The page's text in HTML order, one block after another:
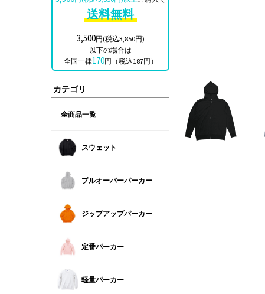
送料無料
3,500円(税込3,850円)
以下の場合は
全国一律170円（税込187円）
カテゴリ
全商品一覧
スウェット
プルオーバーパーカー
ジップアップパーカー
定番パーカー
軽量パーカー